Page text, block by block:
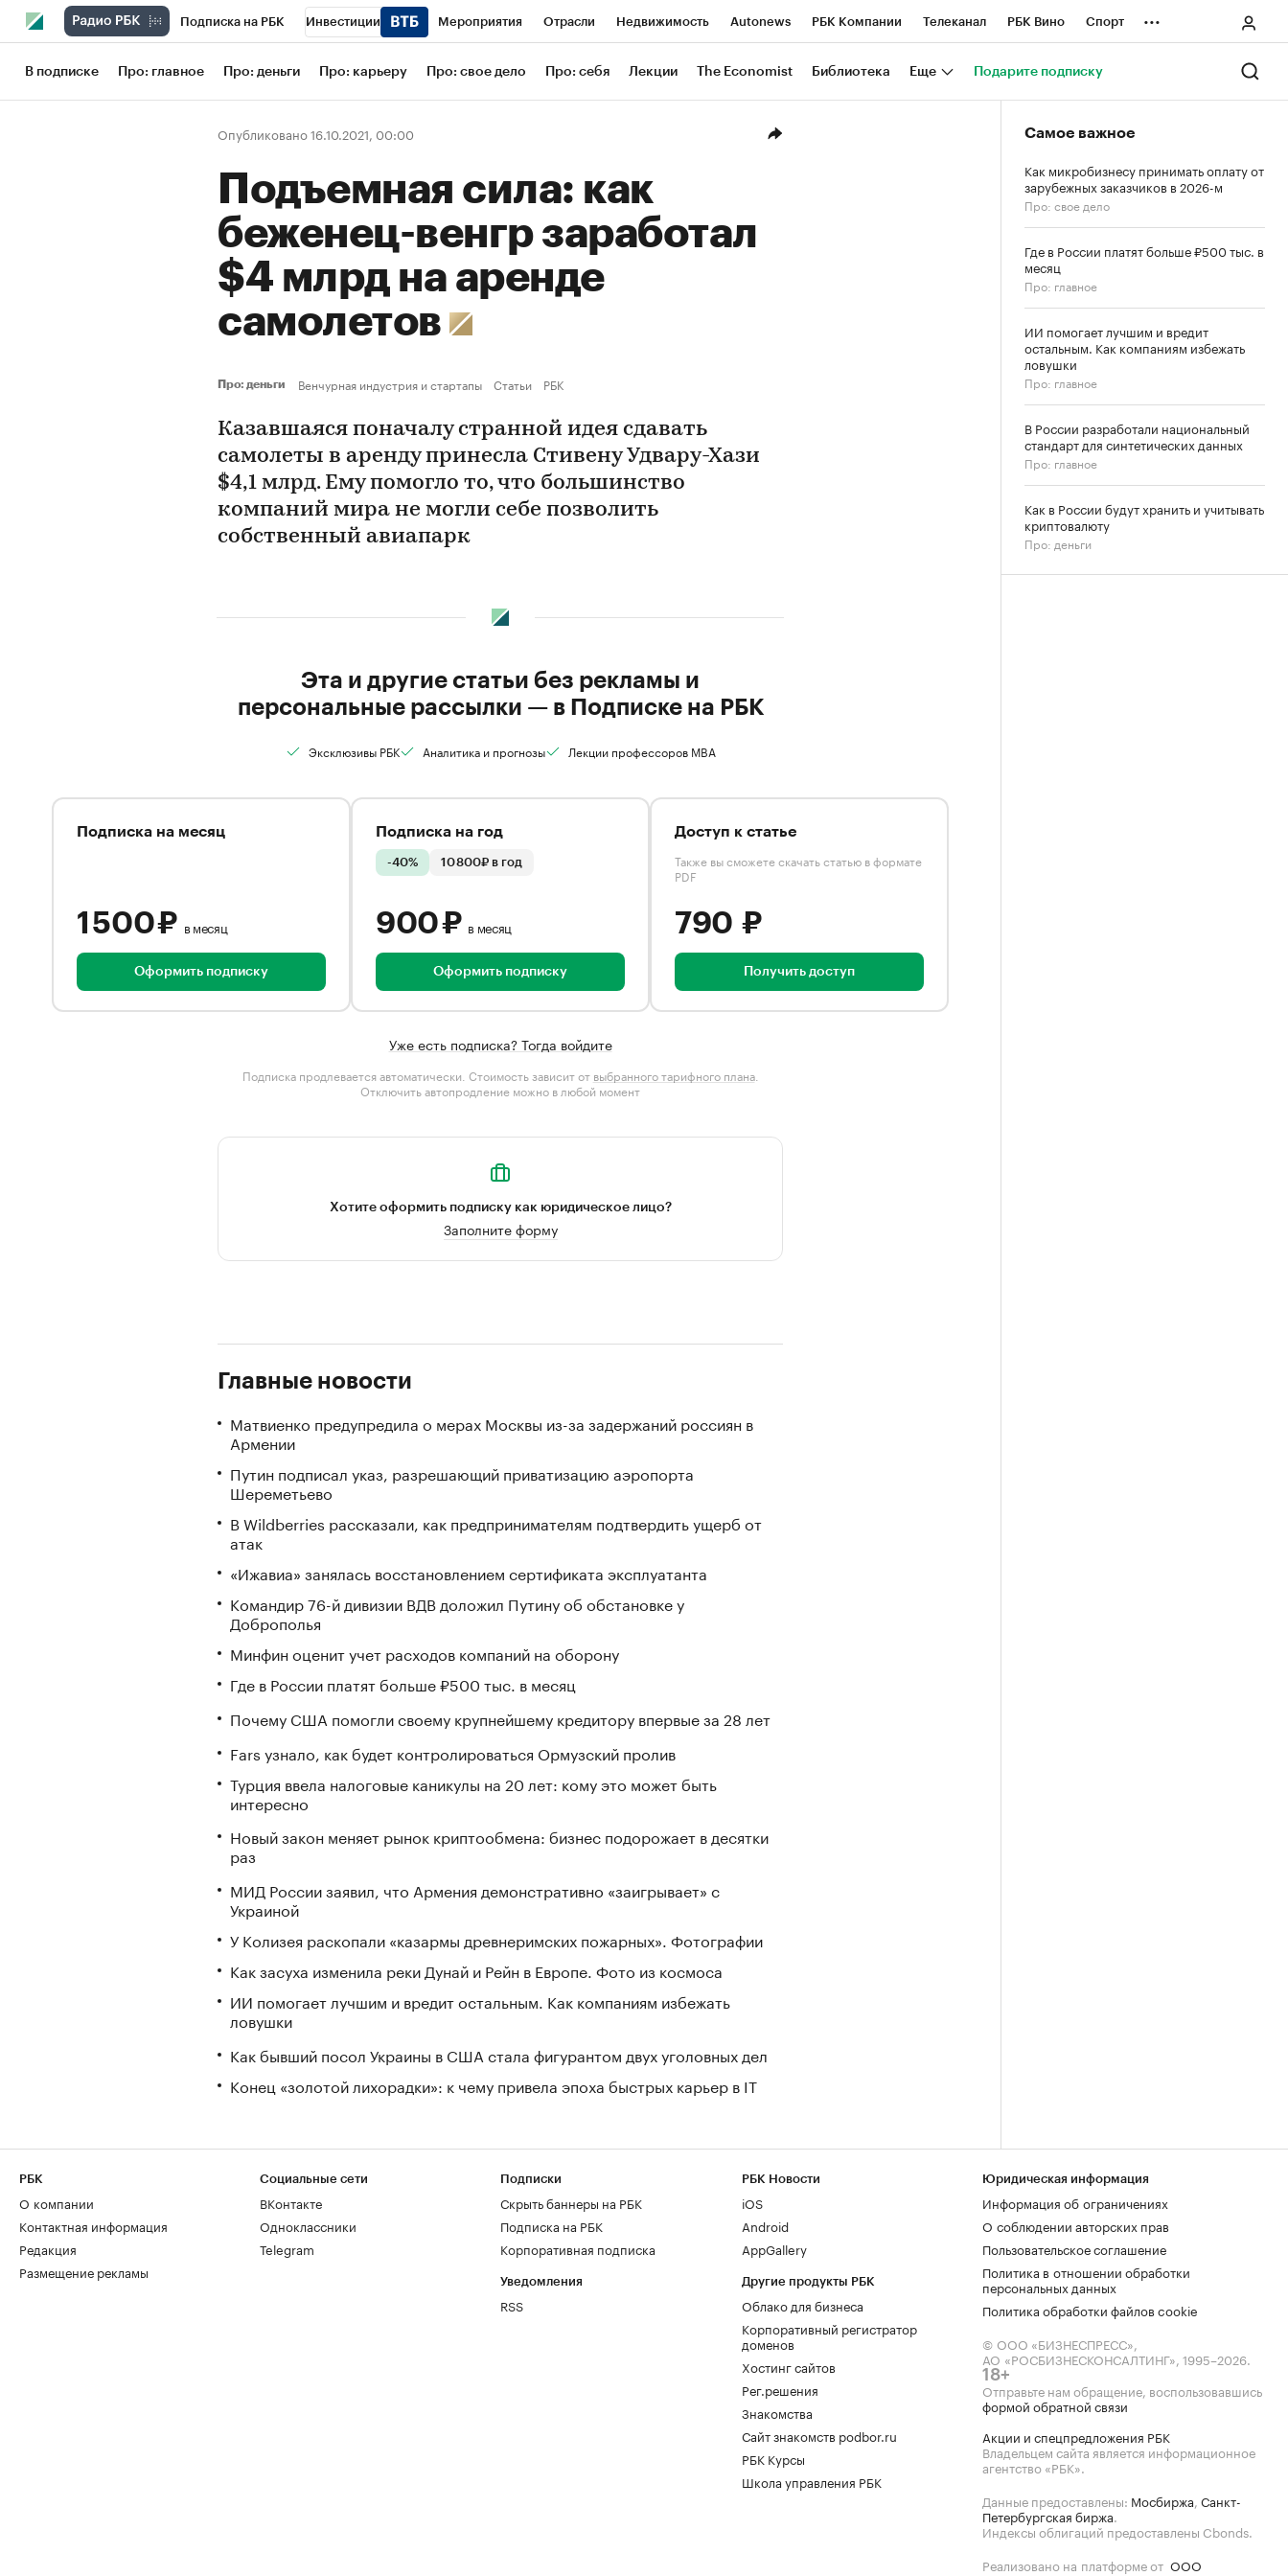
Подписка на РБК Инвестиции Мероприятия Отрасли Недвижимость Autonews РБК Компании Телеканал РБК Вино Спорт
Школа управления РБК РБК Образование РБК Life Тренды Визионеры Национальные проекты Город
Рынок наличной валюты
...
В подписке Про: главное Про: деньги Про: карьеру Про: свое дело Про: себя Лекции The Economist Библиотека Еще Подарите подписку
Опубликовано 16.10.2021, 00:00
Подъемная сила: как
беженец-венгр заработал
$4 млрд на аренде
самолетов
Про: деньги Венчурная индустрия и стартапы Статьи РБК
Казавшаяся поначалу странной идея сдавать
самолеты в аренду принесла Стивену Удвару-Хази
$4,1 млрд. Ему помогло то, что большинство
компаний мира не могли себе позволить
собственный авиапарк
Эта и другие статьи без рекламы и
персональные рассылки — в Подписке на РБК
Эксклюзивы РБК Аналитика и прогнозы Лекции профессоров MBA
Подписка на месяц
1 500 ₽ в месяц
Оформить подписку
Подписка на год
-40% 10 800₽ в год
900 ₽ в месяц
Оформить подписку
Доступ к статье
Также вы сможете скачать статью в формате
PDF
790 ₽
Получить доступ
Уже есть подписка? Тогда войдите
Подписка продлевается автоматически. Стоимость зависит от выбранного тарифного плана.
Отключить автопродление можно в любой момент
Хотите оформить подписку как юридическое лицо?
Заполните форму
Главные новости
Матвиенко предупредила о мерах Москвы из-за задержаний россиян в
Армении
Путин подписал указ, разрешающий приватизацию аэропорта
Шереметьево
В Wildberries рассказали, как предпринимателям подтвердить ущерб от
атак
«Ижавиа» занялась восстановлением сертификата эксплуатанта
Командир 76-й дивизии ВДВ доложил Путину об обстановке у
Доброполья
Минфин оценит учет расходов компаний на оборону
Где в России платят больше ₽500 тыс. в месяц
Почему США помогли своему крупнейшему кредитору впервые за 28 лет
Fars узнало, как будет контролироваться Ормузский пролив
Турция ввела налоговые каникулы на 20 лет: кому это может быть
интересно
Новый закон меняет рынок криптообмена: бизнес подорожает в десятки
раз
МИД России заявил, что Армения демонстративно «заигрывает» с
Украиной
У Колизея раскопали «казармы древнеримских пожарных». Фотографии
Как засуха изменила реки Дунай и Рейн в Европе. Фото из космоса
ИИ помогает лучшим и вредит остальным. Как компаниям избежать
ловушки
Как бывший посол Украины в США стала фигурантом двух уголовных дел
Конец «золотой лихорадки»: к чему привела эпоха быстрых карьер в IT
Самое важное
Как микробизнесу принимать оплату от
зарубежных заказчиков в 2026-м
Про: свое дело
Где в России платят больше ₽500 тыс. в
месяц
Про: главное
ИИ помогает лучшим и вредит
остальным. Как компаниям избежать
ловушки
Про: главное
В России разработали национальный
стандарт для синтетических данных
Про: главное
Как в России будут хранить и учитывать
криптовалюту
Про: деньги
РБК
О компании
Контактная информация
Редакция
Размещение рекламы
Социальные сети
ВКонтакте
Одноклассники
Telegram
Подписки
Скрыть баннеры на РБК
Подписка на РБК
Корпоративная подписка
Уведомления
RSS
РБК Новости
iOS
Android
AppGallery
Другие продукты РБК
Облако для бизнеса
Корпоративный регистратор
доменов
Хостинг сайтов
Рег.решения
Знакомства
Сайт знакомств podbor.ru
РБК Курсы
Школа управления РБК
Юридическая информация
Информация об ограничениях
О соблюдении авторских прав
Пользовательское соглашение
Политика в отношении обработки
персональных данных
Политика обработки файлов cookie
© ООО «БИЗНЕСПРЕСС»,
АО «РОСБИЗНЕСКОНСАЛТИНГ», 1995–2026.
18+
Отправьте нам обращение, воспользовавшись
формой обратной связи
Акции и спецпредложения РБК
Владельцем сайта является информационное
агентство «РБК».
Данные предоставлены: Мосбиржа, Санкт-
Петербургская биржа.
Индексы облигаций предоставлены Cbonds.
Реализовано на платформе от ООО